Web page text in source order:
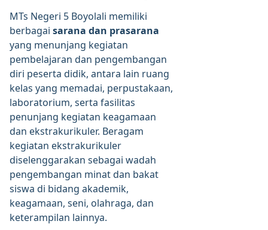
MTs Negeri 5 Boyolali memiliki
berbagai sarana dan prasarana
yang menunjang kegiatan
pembelajaran dan pengembangan
diri peserta didik, antara lain ruang
kelas yang memadai, perpustakaan,
laboratorium, serta fasilitas
penunjang kegiatan keagamaan
dan ekstrakurikuler. Beragam
kegiatan ekstrakurikuler
diselenggarakan sebagai wadah
pengembangan minat dan bakat
siswa di bidang akademik,
keagamaan, seni, olahraga, dan
keterampilan lainnya.